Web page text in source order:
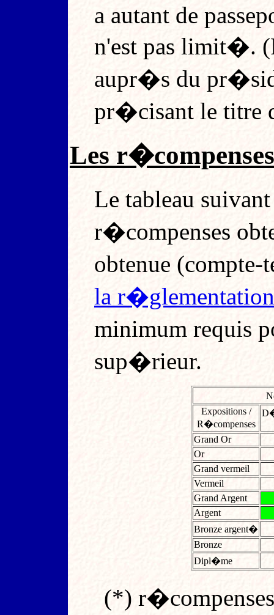
a autant de
n'est pas limit�.
aupr�s du
pr�cisant le titre
Les
Le tableau
r�compenses
obtenue
la
minimum requis
sup�rieur.
Expositions /
R�compenses
Grand Or
Or
Grand vermeil
Vermeil
Grand Argent
Argent
Bronze argent�
Bronze
Dipl�me
(*)